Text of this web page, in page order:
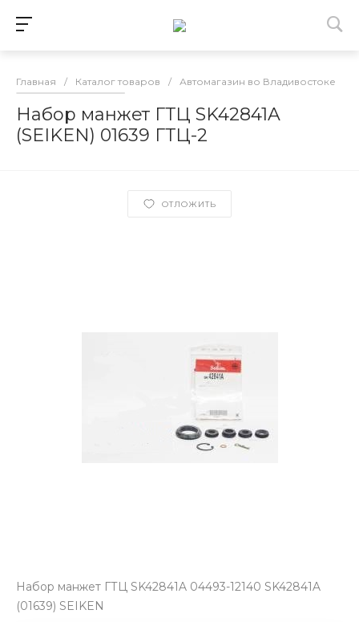
Главная / Каталог товаров / Автомагазин во Владивостоке
Набор манжет ГТЦ SK42841A
(SEIKEN) 01639 ГТЦ-2
ОТЛОЖИТЬ
Набор манжет ГТЦ SK42841A 04493-12140 SK42841A
(01639) SEIKEN